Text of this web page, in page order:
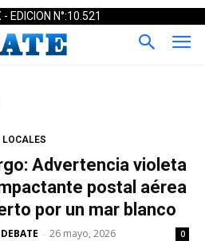
EDICION N°:10.521
LOCALES
Advertencia violeta
postal aérea
por un mar blanco
- 26 mayo, 2026 0